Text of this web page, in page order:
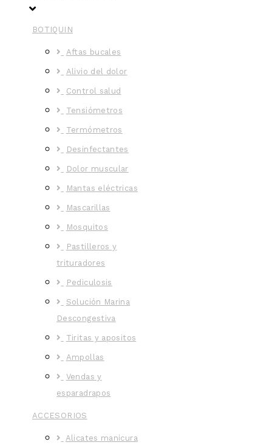
BOTIQUIN
Aftas bucales
Alivio del dolor
Control salud
Tensiómetros
Termómetros
Desinfectantes
Dolor muscular
Mantas eléctricas
Mascarillas
Mosquitos
Pastilleros y
trituradores
Pediculosis
Solución Marina
Descongestiva
Tiritas y apositos
Ampollas
Vendas y
esparadrapos
ACCESORIOS
Alicates manicura